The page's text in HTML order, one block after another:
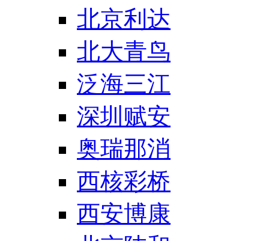
北京利达
北大青鸟
泛海三江
深圳赋安
奥瑞那消
西核彩桥
西安博康